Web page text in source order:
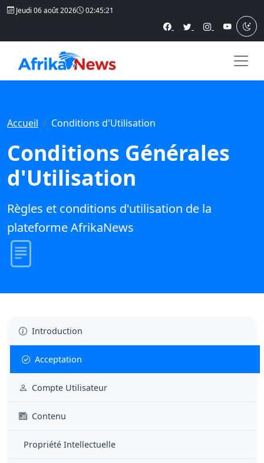
Jeudi 06 août 2026 02:45:22
Accueil Conditions d'Utilisation
Conditions Générales
d'Utilisation
Règles et conditions d'utilisation de la
plateforme AfrikaNews
Introduction
Acceptation
Compte Utilisateur
Contenu
Propriété Intellectuelle